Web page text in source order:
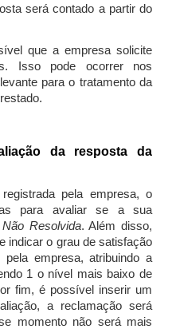
será contado a partir do
que a empresa solicite
Isso pode ocorrer nos
para o tratamento da
da resposta da
pela empresa, o
para avaliar se a sua
Não Resolvida. Além disso,
indicar o grau de satisfação
empresa, atribuindo a
1 o nível mais baixo de
fim, é possível inserir um
a reclamação será
momento não será mais